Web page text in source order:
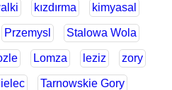
kızdırma kimyasal
Przemysl Stalowa Wola
Lomza leziz zory
Tarnowskie Gory